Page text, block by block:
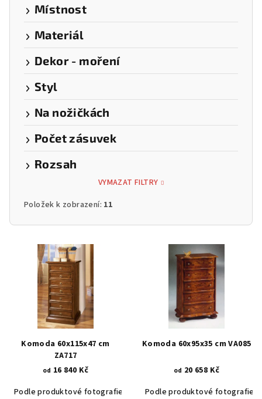
Místnost
Materiál
Dekor - moření
Styl
Na nožičkách
Počet zásuvek
Rozsah
VYMAZAT FILTRY
Položek k zobrazení: 11
Komoda 60x115x47 cm
ZA717
od 16 840 Kč
Podle produktové fotografie
Akát vintage BT1551
Ořech
Komoda 60x95x35 cm VA085
od 20 658 Kč
Podle produktové fotografie